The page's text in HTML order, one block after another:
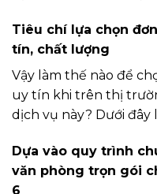
Tiêu chí lựa chọn
tín, chất lượng
Vậy làm thế nào để
uy tín khi trên thị
dịch vụ này? Dưới đây
Dựa vào quy trình
văn phòng trọn gói
6